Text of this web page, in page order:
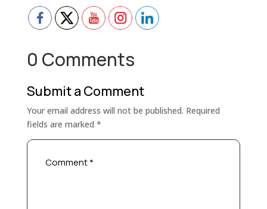
0 Comments
Submit a Comment
Your email address will not be published. Required
fields are marked *